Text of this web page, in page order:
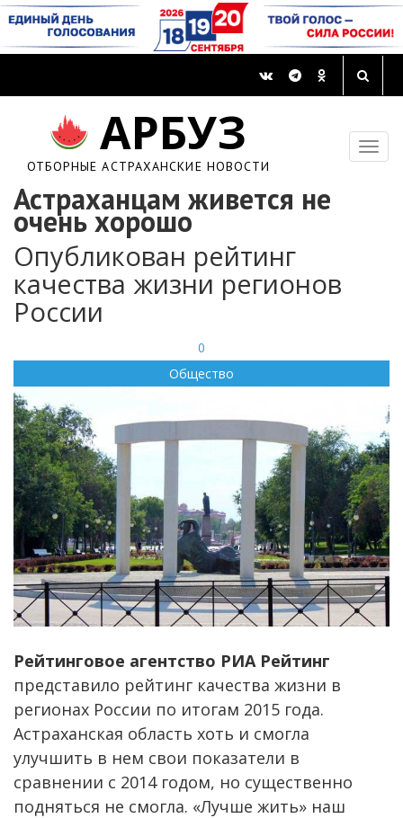
АРБУЗ
ОТБОРНЫЕ АСТРАХАНСКИЕ НОВОСТИ
Астраханцам живется не
очень хорошо
Опубликован рейтинг
качества жизни регионов
России
0
Общество
Рейтинговое агентство РИА Рейтинг
представило рейтинг качества жизни в
регионах России по итогам 2015 года.
Астраханская область хоть и смогла
улучшить в нем свои показатели в
сравнении с 2014 годом, но существенно
подняться не смогла. «Лучше жить» наш